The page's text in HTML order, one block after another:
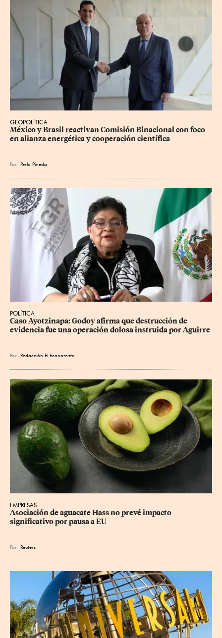
GEOPOLÍTICA
México y Brasil reactivan Comisión Binacional con foco
en alianza energética y cooperación científica
Por Perla Pineda
POLÍTICA
Caso Ayotzinapa: Godoy afirma que destrucción de
evidencia fue una operación dolosa instruida por Aguirre
Por Redacción El Economista
EMPRESAS
Asociación de aguacate Hass no prevé impacto
significativo por pausa a EU
Por Reuters